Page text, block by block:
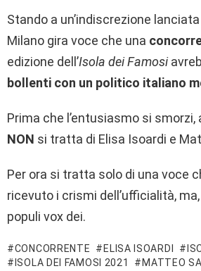
Stando a un’indiscrezione
Milano gira voce che una
edizione dell’Isola dei Famosi
bollenti con un politico italiano
Prima che l’entusiasmo si smorzi,
NON si tratta di Elisa Isoardi e
Per ora si tratta solo di una voce
ricevuto i crismi dell’ufficialità,
populi vox dei.
CONCORRENTE ELISA ISOARDI
ISOLA DEI FAMOSI 2021
MATTEO